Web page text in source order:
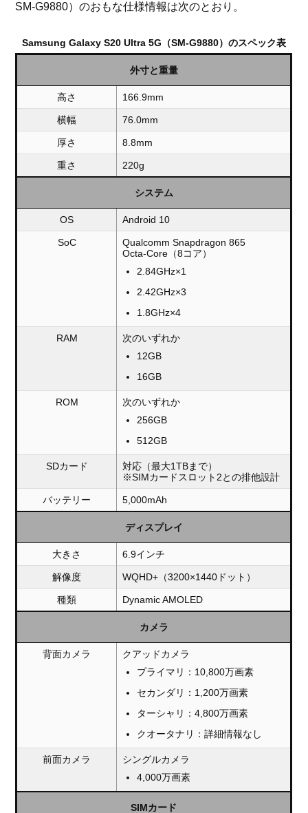
SM-G9880）のおもな仕様情報は次のとおり。
Samsung Galaxy S20 Ultra 5G（SM-G9880）のスペック表
外寸と重量
高さ 166.9mm
横幅 76.0mm
厚さ 8.8mm
重さ 220g
システム
OS Android 10
SoC
Qualcomm Snapdragon 865
Octa-Core（8コア）
2.84GHz×1
2.42GHz×3
1.8GHz×4
RAM
次のいずれか
12GB
16GB
ROM
次のいずれか
256GB
512GB
SDカード
対応（最大1TBまで）
※SIMカードスロット2との排他設計
バッテリー 5,000mAh
ディスプレイ
大きさ 6.9インチ
解像度 WQHD+（3200×1440ドット）
種類 Dynamic AMOLED
カメラ
背面カメラ
クアッドカメラ
プライマリ：10,800万画素
セカンダリ：1,200万画素
ターシャリ：4,800万画素
クオータナリ：詳細情報なし
前面カメラ
シングルカメラ
4,000万画素
SIMカード